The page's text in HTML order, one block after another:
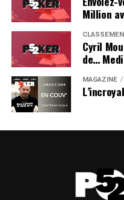
Million
Cyril
de…
MAGAZINE